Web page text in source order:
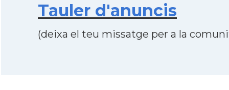
Tauler d'anuncis
(deixa el teu missatge per a la